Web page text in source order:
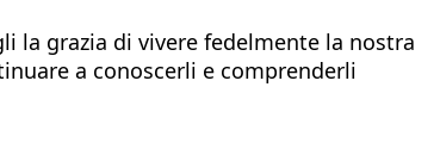
la grazia di vivere fedelmente la nostra
a conoscerli e comprenderli